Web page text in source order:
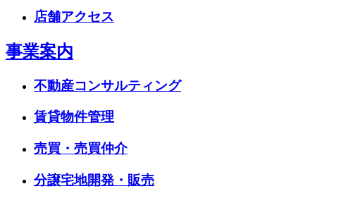
店舗アクセス
事業案内
不動産コンサルティング
賃貸物件管理
売買・売買仲介
分譲宅地開発・販売